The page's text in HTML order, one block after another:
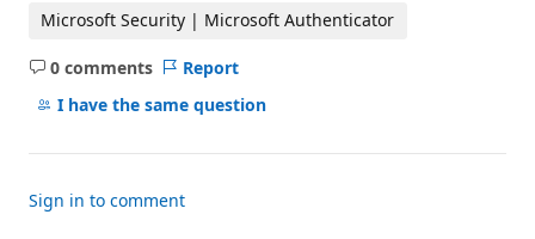
Microsoft Security | Microsoft Authenticator
0 comments
No
comments
Report
I have the same question
Sign in to comment